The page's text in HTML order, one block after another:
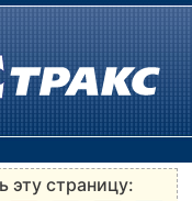
эту страницу: